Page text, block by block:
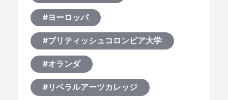
#ヨーロッパ
#ブリティッシュコロンビア大学
#オランダ
#リベラルアーツカレッジ